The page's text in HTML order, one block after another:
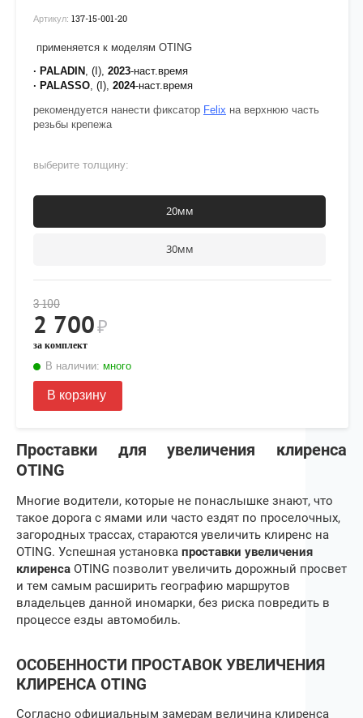
Артикул: 137-15-001-20
применяется к моделям OTING
· PALADIN
, (I), 2023-наст.время
· PALASSO , (I), 2024-наст.время
рекомендуется нанести фиксатор Felix на верхнюю часть
резьбы крепежа
выберите толщину:
20мм
30мм
3 100
2 700₽
за комплект
В наличии: много
В корзину
Проставки для увеличения клиренса
OTING
Многие водители, которые не понаслышке знают, что
такое дорога с ямами или часто ездят по проселочных,
загородных трассах, стараются увеличить клиренс на
OTING. Успешная установка проставки увеличения
клиренса OTING позволит увеличить дорожный просвет
и тем самым расширить географию маршрутов
владельцев данной иномарки, без риска повредить в
процессе езды автомобиль.
ОСОБЕННОСТИ ПРОСТАВОК УВЕЛИЧЕНИЯ
КЛИРЕНСА OTING
Согласно официальным замерам величина клиренса